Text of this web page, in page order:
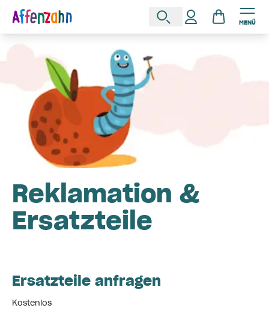
MENÜ
Reklamation &
Ersatzteile
Ersatzteile anfragen
Kostenlos